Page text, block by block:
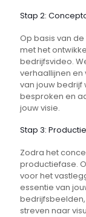
Stap 2:
Op basis van
met het
bedrijfsvideo.
verhaallijnen
van jouw bedrijf
besproken en
jouw visie.
Stap 3: Productie
Zodra het
productiefase.
voor het
essentie van
streven naar